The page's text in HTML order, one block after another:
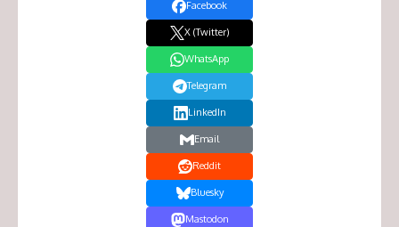
Facebook
X (Twitter)
WhatsApp
Telegram
LinkedIn
Email
Reddit
Bluesky
Mastodon